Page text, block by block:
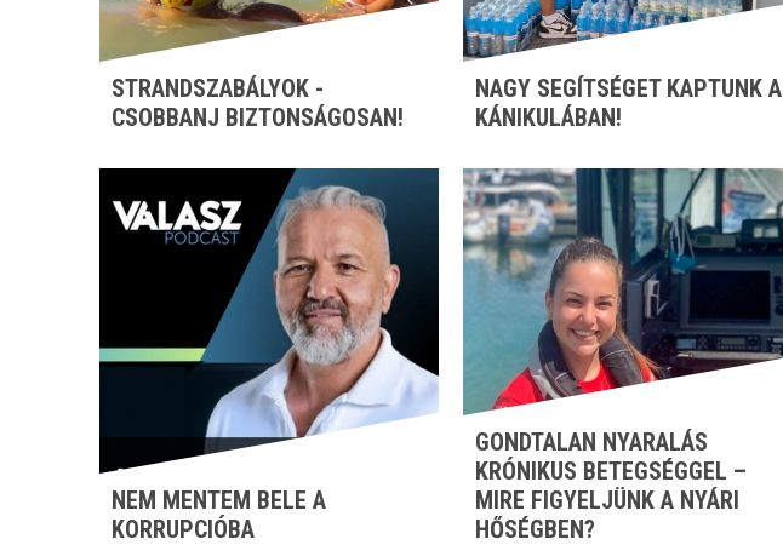
STRANDSZABÁLYOK -
CSOBBANJ BIZTONSÁGOSAN!
NAGY SEGÍTSÉGET KAPTUNK A
KÁNIKULÁBAN!
NEM MENTEM BELE A
KORRUPCIÓBA
GONDTALAN NYARALÁS
KRÓNIKUS BETEGSÉGGEL –
MIRE FIGYELJÜNK A NYÁRI
HŐSÉGBEN?